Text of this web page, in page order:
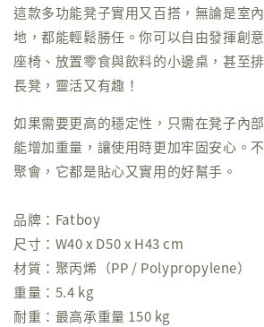
這款多功能凳子實用又百搭，無論是室
地，都能輕鬆勝任。你可以自由發揮創
座椅、放置零食與飲料的小邊桌，甚至
長凳，靈活又有趣！
如果需要更高的穩定性，只需在凳子內
能增加重量，讓使用時更加牢固安心。
聚會，它都是貼心又實用的好幫手。
品牌：Fatboy
尺寸：W40 x D50 x H43 cm
材質：聚丙烯（PP / Polypropylene）
重量：5.4 kg
耐重：最高承重量 150 kg